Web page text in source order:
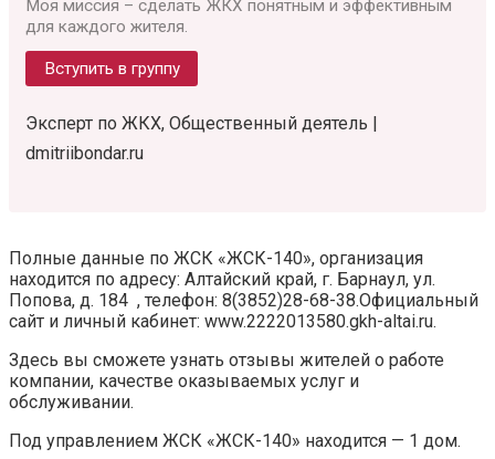
Моя миссия – сделать ЖКХ понятным и эффективным
для каждого жителя.
Вступить в группу
Эксперт по ЖКХ, Общественный деятель |
dmitriibondar.ru
Полные данные по ЖСК «ЖСК-140», организация
находится по адресу: Алтайский край, г. Барнаул, ул.
Попова, д. 184 , телефон: 8(3852)28-68-38.Официальный
сайт и личный кабинет: www.2222013580.gkh-altai.ru.
Здесь вы сможете узнать отзывы жителей о работе
компании, качестве оказываемых услуг и
обслуживании.
Под управлением ЖСК «ЖСК-140» находится — 1 дом.